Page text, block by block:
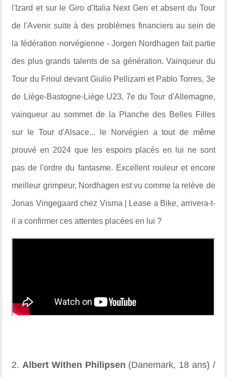
l'Izard et sur le Giro d'Italia Next Gen et absent du Tour
de l'Avenir suite à des problèmes financiers au sein de
la fédération norvégienne - Jorgen Nordhagen fait partie
des plus grands talents de sa génération. Vainqueur du
Tour du Frioul devant Giulio Pellizarri et Pablo Torres, 3e
de Liège-Bastogne-Liège U23, 7e du Tour d'Allemagne,
vainqueur au sommet de la Planche des Belles Filles
sur le Tour d'Alsace... le Norvégien a tout de même
prouvé en 2024 que les espoirs placés en lui ne sont
pas de l'ordre du fantasme. Excellent rouleur et encore
meilleur grimpeur, Nordhagen est vu comme la relève de
Jonas Vingegaard chez Visma | Lease a Bike, arrivera-t-
il a confirmer ces attentes placées en lui ?
2.Albert Withen Philipsen (Danemark, 18 ans) /